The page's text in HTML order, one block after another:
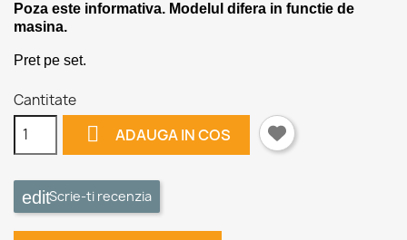
Poza este informativa. Modelul difera in functie de
masina.
Pret pe set.
Cantitate
 ADAUGA IN COS
Scrie-ti recenzia